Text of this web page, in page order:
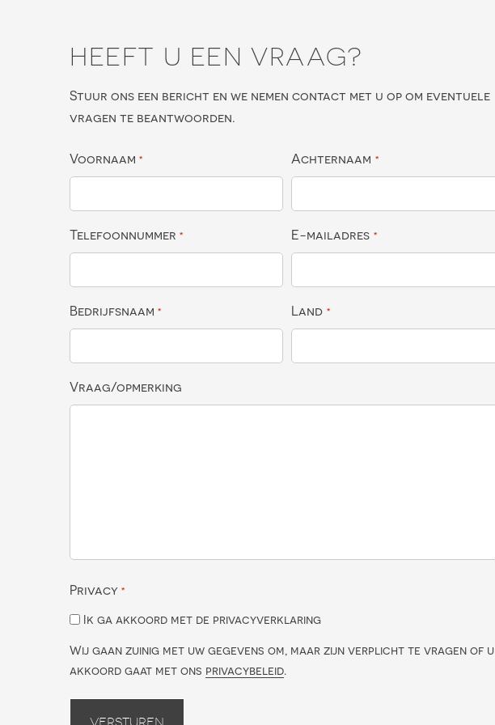
HEEFT U EEN VRAAG?
Stuur ons een bericht en we nemen contact met u op om eventuele
vragen te beantwoorden.
Voornaam * Achternaam *
Telefoonnummer * E-mailadres *
Bedrijfsnaam * Land *
Vraag/opmerking
Privacy *
Ik ga akkoord met de privacyverklaring
Wij gaan zuinig met uw gegevens om, maar zijn verplicht te vragen of u
akkoord gaat met ons privacybeleid.